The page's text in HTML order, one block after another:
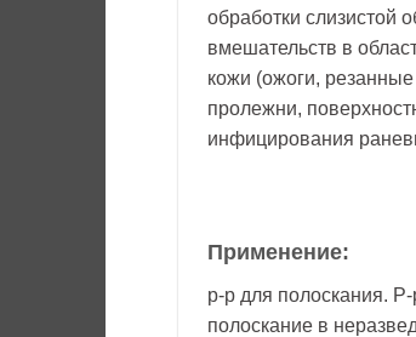
обработки слизистой
вмешательств в
кожи (ожоги,
пролежни,
инфицирования
Применение:
р-р для полоскания.
полоскание в